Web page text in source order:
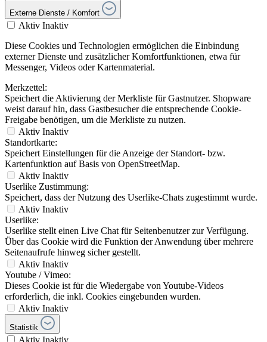
Externe Dienste / Komfort
Aktiv Inaktiv
Diese Cookies und Technologien ermöglichen die Einbindung
externer Dienste und zusätzlicher Komfortfunktionen, etwa für
Messenger, Videos oder Kartenmaterial.
Merkzettel:
Speichert die Aktivierung der Merkliste für Gastnutzer. Shopware
weist darauf hin, dass Gastbesucher die entsprechende Cookie-
Freigabe benötigen, um die Merkliste zu nutzen.
Aktiv Inaktiv
Standortkarte:
Speichert Einstellungen für die Anzeige der Standort- bzw.
Kartenfunktion auf Basis von OpenStreetMap.
Aktiv Inaktiv
Userlike Zustimmung:
Speichert, dass der Nutzung des Userlike-Chats zugestimmt wurde.
Aktiv Inaktiv
Userlike:
Userlike stellt einen Live Chat für Seitenbenutzer zur Verfügung.
Über das Cookie wird die Funktion der Anwendung über mehrere
Seitenaufrufe hinweg sicher gestellt.
Aktiv Inaktiv
Youtube / Vimeo:
Dieses Cookie ist für die Wiedergabe von Youtube-Videos
erforderlich, die inkl. Cookies eingebunden wurden.
Aktiv Inaktiv
Statistik
Aktiv Inaktiv